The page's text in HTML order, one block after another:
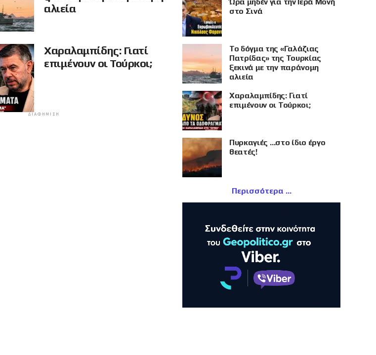
αλιεία
Χαραλαμπίδης: Γιατί
επιμένουν οι Τούρκοι;
ΔΙΑΦΉΜΙΣΗ
στο Σινά
Το δόγμα της «Γαλάζιας
Πατρίδας» της Τουρκίας
ξεκινά με την παράνομη
αλιεία
Χαραλαμπίδης: Γιατί
επιμένουν οι Τούρκοι;
Πυρκαγιές …στο ίδιο έργο
θεατές!
Περισσότερα